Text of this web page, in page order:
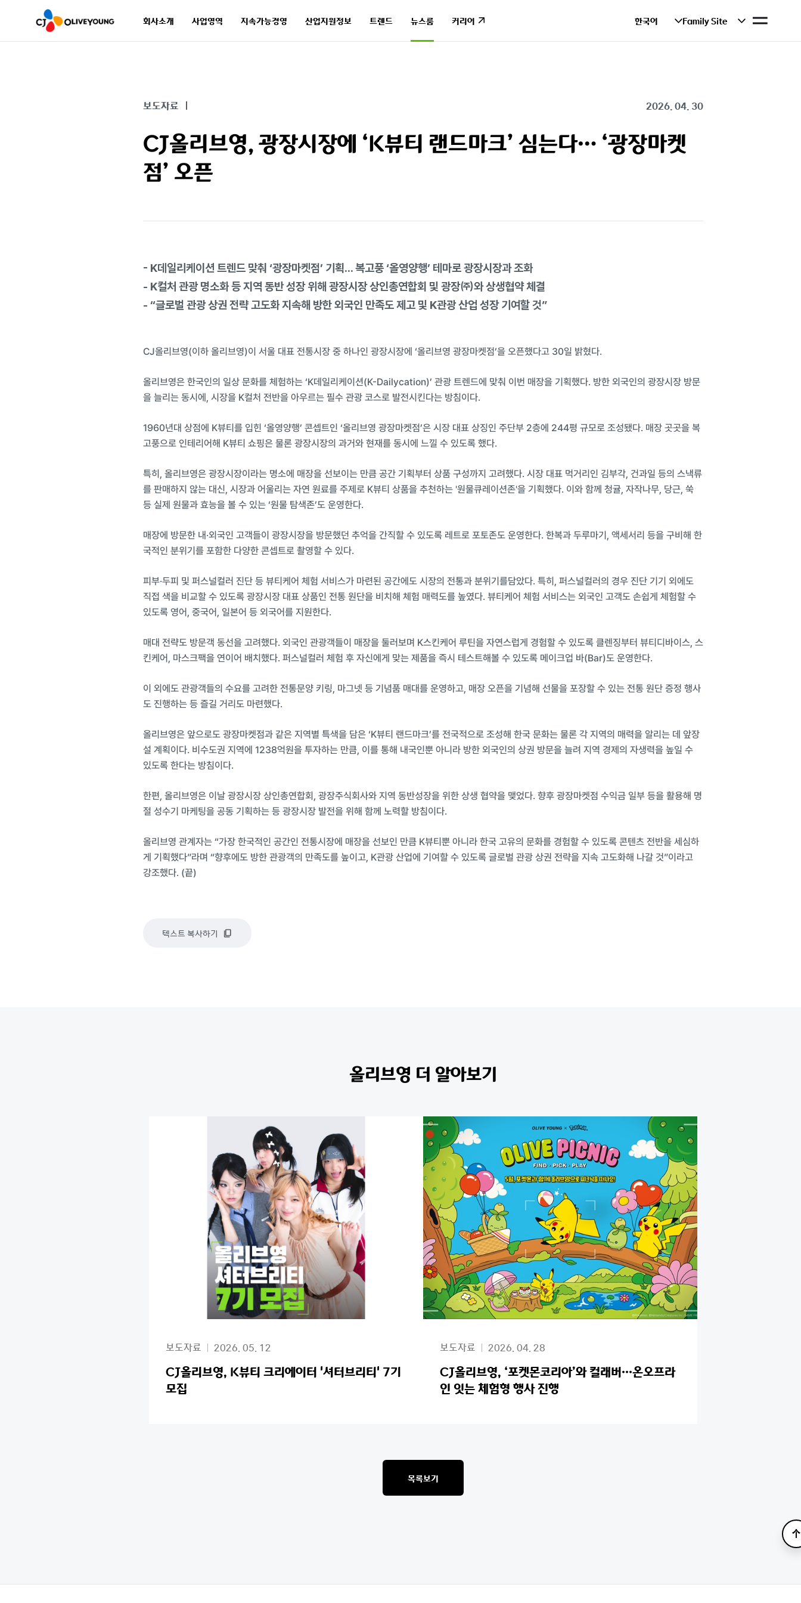
회사소개
사업영역
지속가능경영
산업지원정보
트렌드
뉴스룸
커리어
한국어 Family Site
사
이
트
보도자료 2026. 04. 30
CJ올리브영, 광장시장에 ‘K뷰티 랜드마크’ 심는다… ‘광장마켓
점’ 오픈
- K데일리케이션 트렌드 맞춰 ‘광장마켓점’ 기획… 복고풍 ‘올영양행’ 테마로 광장시장과 조화
- K컬처 관광 명소화 등 지역 동반 성장 위해 광장시장 상인총연합회 및 광장㈜와 상생협약 체결
- “글로벌 관광 상권 전략 고도화 지속해 방한 외국인 만족도 제고 및 K관광 산업 성장 기여할 것”
CJ올리브영(이하 올리브영)이 서울 대표 전통시장 중 하나인 광장시장에 ‘올리브영 광장마켓점’을 오픈했다고 30일 밝혔다.
올리브영은 한국인의 일상 문화를 체험하는 ‘K데일리케이션(K-Dailycation)’ 관광 트렌드에 맞춰 이번 매장을 기획했다. 방한 외국인의 광장시장 방문
을 늘리는 동시에, 시장을 K컬처 전반을 아우르는 필수 관광 코스로 발전시킨다는 방침이다.
1960년대 상점에 K뷰티를 입힌 ‘올영양행’ 콘셉트인 ‘올리브영 광장마켓점’은 시장 대표 상징인 주단부 2층에 244평 규모로 조성됐다. 매장 곳곳을 복
고풍으로 인테리어해 K뷰티 쇼핑은 물론 광장시장의 과거와 현재를 동시에 느낄 수 있도록 했다.
특히, 올리브영은 광장시장이라는 명소에 매장을 선보이는 만큼 공간 기획부터 상품 구성까지 고려했다. 시장 대표 먹거리인 김부각, 건과일 등의 스낵류
를 판매하지 않는 대신, 시장과 어울리는 자연 원료를 주제로 K뷰티 상품을 추천하는 '원물큐레이션존'을 기획했다. 이와 함께 청귤, 자작나무, 당근, 쑥
등 실제 원물과 효능을 볼 수 있는 ‘원물 탐색존’도 운영한다.
매장에 방문한 내·외국인 고객들이 광장시장을 방문했던 추억을 간직할 수 있도록 레트로 포토존도 운영한다. 한복과 두루마기, 액세서리 등을 구비해 한
국적인 분위기를 포함한 다양한 콘셉트로 촬영할 수 있다.
피부·두피 및 퍼스널컬러 진단 등 뷰티케어 체험 서비스가 마련된 공간에도 시장의 전통과 분위기를담았다. 특히, 퍼스널컬러의 경우 진단 기기 외에도
직접 색을 비교할 수 있도록 광장시장 대표 상품인 전통 원단을 비치해 체험 매력도를 높였다. 뷰티케어 체험 서비스는 외국인 고객도 손쉽게 체험할 수
있도록 영어, 중국어, 일본어 등 외국어를 지원한다.
매대 전략도 방문객 동선을 고려했다. 외국인 관광객들이 매장을 둘러보며 K스킨케어 루틴을 자연스럽게 경험할 수 있도록 클렌징부터 뷰티디바이스, 스
킨케어, 마스크팩을 연이어 배치했다. 퍼스널컬러 체험 후 자신에게 맞는 제품을 즉시 테스트해볼 수 있도록 메이크업 바(Bar)도 운영한다.
이 외에도 관광객들의 수요를 고려한 전통문양 키링, 마그넷 등 기념품 매대를 운영하고, 매장 오픈을 기념해 선물을 포장할 수 있는 전통 원단 증정 행사
도 진행하는 등 즐길 거리도 마련했다.
올리브영은 앞으로도 광장마켓점과 같은 지역별 특색을 담은 ‘K뷰티 랜드마크’를 전국적으로 조성해 한국 문화는 물론 각 지역의 매력을 알리는 데 앞장
설 계획이다. 비수도권 지역에 1238억원을 투자하는 만큼, 이를 통해 내국인뿐 아니라 방한 외국인의 상권 방문을 늘려 지역 경제의 자생력을 높일 수
있도록 한다는 방침이다.
한편, 올리브영은 이날 광장시장 상인총연합회, 광장주식회사와 지역 동반성장을 위한 상생 협약을 맺었다. 향후 광장마켓점 수익금 일부 등을 활용해 명
절 성수기 마케팅을 공동 기획하는 등 광장시장 발전을 위해 함께 노력할 방침이다.
올리브영 관계자는 “가장 한국적인 공간인 전통시장에 매장을 선보인 만큼 K뷰티뿐 아니라 한국 고유의 문화를 경험할 수 있도록 콘텐츠 전반을 세심하
게 기획했다”라며 “향후에도 방한 관광객의 만족도를 높이고, K관광 산업에 기여할 수 있도록 글로벌 관광 상권 전략을 지속 고도화해 나갈 것”이라고
강조했다. (끝)
텍스트 복사하기
올리브영 더 알아보기
보도자료 2026. 05. 12
CJ올리브영, K뷰티 크리에이터 '셔터브리티' 7기
모집
보도자료 2026. 04. 28
CJ올리브영, ‘포켓몬코리아’와 컬래버…온오프라
인 잇는 체험형 행사 진행
목록보기